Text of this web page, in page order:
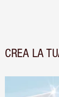
CREA LA